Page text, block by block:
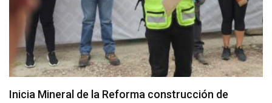
Inicia Mineral de la Reforma construcción de